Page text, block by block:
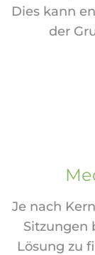
Dies kann
der
Je nach
Sitzungen
Lösung zu